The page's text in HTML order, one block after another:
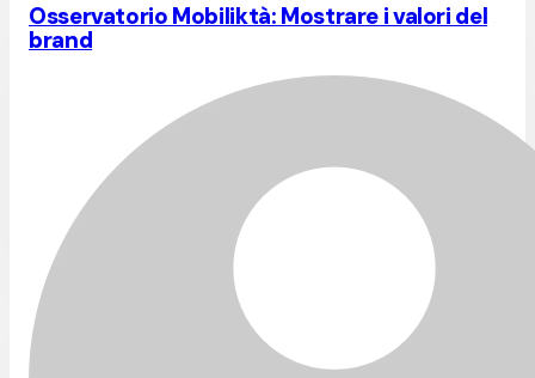
Osservatorio Mobiliktà: Mostrare i valori del
brand